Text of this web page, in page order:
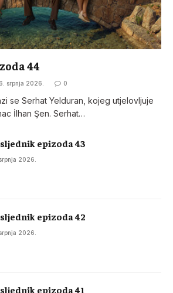
44
srpnja 2026. 0
se Serhat Yelduran, kojeg utjelovljuje
İlhan Şen. Serhat…
epizoda 43
2026.
epizoda 42
2026.
epizoda 41